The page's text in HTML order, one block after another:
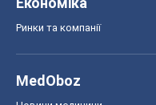
Ринки та компанії
MedOboz